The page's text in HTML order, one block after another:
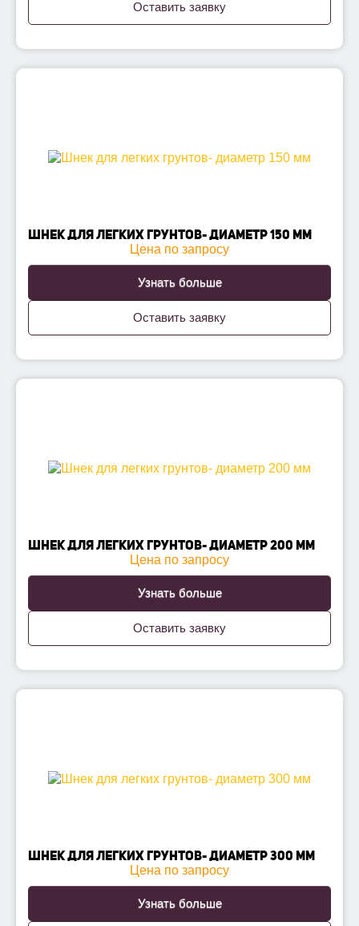
Оставить заявку
ШНЕК ДЛЯ ЛЕГКИХ ГРУНТОВ- ДИАМЕТР 150 ММ
Цена по запросу
Узнать больше
Оставить заявку
ШНЕК ДЛЯ ЛЕГКИХ ГРУНТОВ- ДИАМЕТР 200 ММ
Цена по запросу
Узнать больше
Оставить заявку
ШНЕК ДЛЯ ЛЕГКИХ ГРУНТОВ- ДИАМЕТР 300 ММ
Цена по запросу
Узнать больше